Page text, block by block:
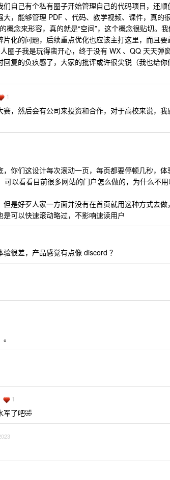
自己有个私有圈子开始管理自己的代码项目，还
，能够管理 PDF 、代码、教学视频、课件，真的
概念来形容，真的就是“空间”，这个概念很贴切。
化的问题，后续重点优化也应该主打这里，而且
圈子我是玩得蛮开心，终于没有 WX 、QQ 天天弹
复的负疚感了，大家的批评或许很尖锐（我也给
1
，然后会有公司来投资和合作，对于高校来说，我
你们这设计每次滚动一页，每页都要停顿几秒，
可以看看目前很多网站的门户怎么做的，为什么不
是好歹人家一方面并没有在首页就用这种方式去
可以快速滚动略过，不影响速读用户
很差，产品感觉有点像 discord ？
1
军了吧🤣